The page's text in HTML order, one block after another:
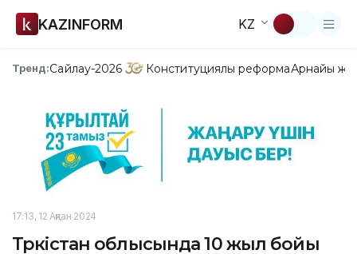
KAZINFORM KZ
Тренд:Сайлау-2026 Конституциялық реформаАрнайы
17:13, 12 Ақпан 2024
Түркістан облысында 10 жыл бойы